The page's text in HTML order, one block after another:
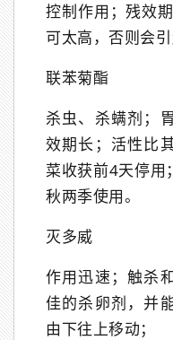
控制作用；残效
可太高，否则会引
联苯菊酯
杀虫、杀螨剂；
效期长；活性比
菜收获前4天停用
秋两季使用。
灭多威
作用迅速；触杀
佳的杀卵剂，并
由下往上移动；